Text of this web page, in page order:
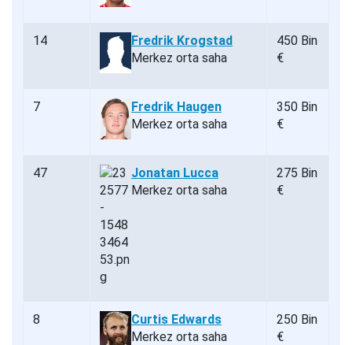
14
Fredrik Krogstad
Merkez orta saha
450 Bin
€
7
Fredrik Haugen
Merkez orta saha
350 Bin
€
47
Jonatan Lucca
Merkez orta saha
275 Bin
€
8
Curtis Edwards
Merkez orta saha
250 Bin
€